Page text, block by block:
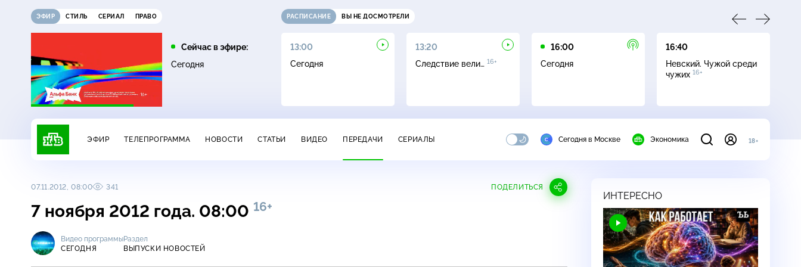
ЭФИР СТИЛЬ СЕРИАЛ ПРАВО
Сейчас в эфире:
Сегодня
РАСПИСАНИЕ ВЫ НЕ ДОСМОТРЕЛИ
Основано на реальных
событиях16+
12:00
Своя игра
13:00
Сегодня
13:20
Следствие вели… 16+
16:00
Сегодня
16:40
Невский. Чужой среди
чужих 16+
ЭФИР ТЕЛЕПРОГРАММА НОВОСТИ СТАТЬИ ВИДЕО ПЕРЕДАЧИ СЕРИАЛЫ Сегодня в Москве Экономика 18+
07.11.2012, 08:00 341 ПОДЕЛИТЬСЯ
7 ноября 2012 года. 08:00 16+
Видео программы
СЕГОДНЯ
Раздел
ВЫПУСКИ НОВОСТЕЙ
ИНТЕРЕСНО